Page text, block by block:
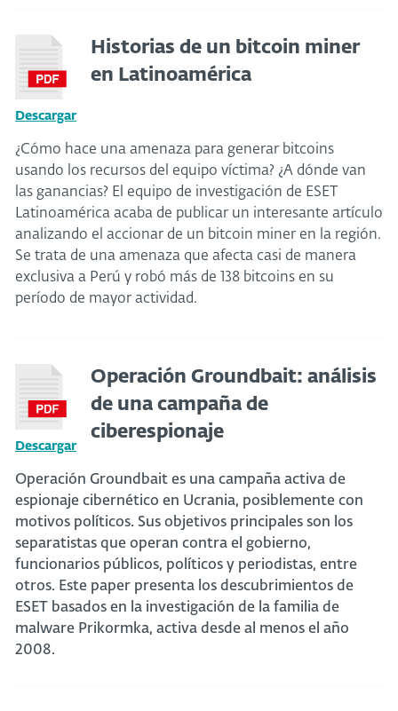
Descargar
Historias de un bitcoin miner
en Latinoamérica
¿Cómo hace una amenaza para generar bitcoins
usando los recursos del equipo víctima? ¿A dónde van
las ganancias? El equipo de investigación de ESET
Latinoamérica acaba de publicar un interesante artículo
analizando el accionar de un bitcoin miner en la región.
Se trata de una amenaza que afecta casi de manera
exclusiva a Perú y robó más de 138 bitcoins en su
período de mayor actividad.
Descargar
Operación Groundbait: análisis
de una campaña de
ciberespionaje
Operación Groundbait es una campaña activa de
espionaje cibernético en Ucrania, posiblemente con
motivos políticos. Sus objetivos principales son los
separatistas que operan contra el gobierno,
funcionarios públicos, políticos y periodistas, entre
otros. Este paper presenta los descubrimientos de
ESET basados en la investigación de la familia de
malware Prikormka, activa desde al menos el año
2008.